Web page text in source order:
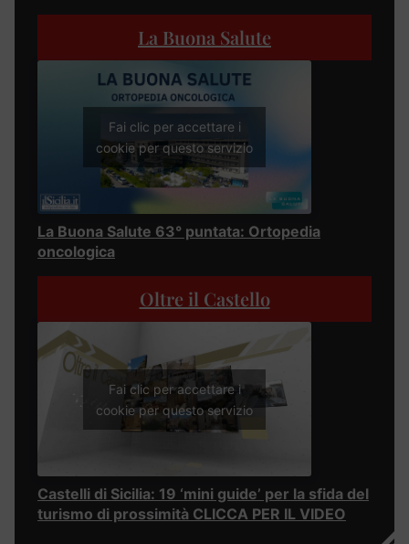
La Buona Salute
Fai clic per accettare i
cookie per questo servizio
La Buona Salute 63° puntata: Ortopedia
oncologica
Oltre il Castello
Fai clic per accettare i
cookie per questo servizio
Castelli di Sicilia: 19 ‘mini guide’ per la sfida del
turismo di prossimità CLICCA PER IL VIDEO